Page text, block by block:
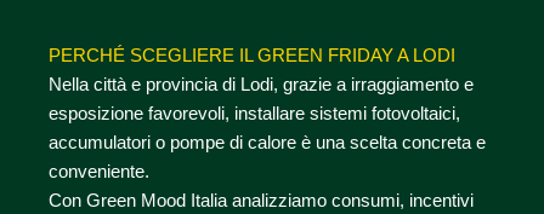
PERCHÉ SCEGLIERE IL GREEN FRIDAY A LODI
Nella città e provincia di Lodi, grazie a irraggiamento e
esposizione favorevoli, installare sistemi fotovoltaici,
accumulatori o pompe di calore è una scelta concreta e
conveniente.
Con Green Mood Italia analizziamo consumi, incentivi